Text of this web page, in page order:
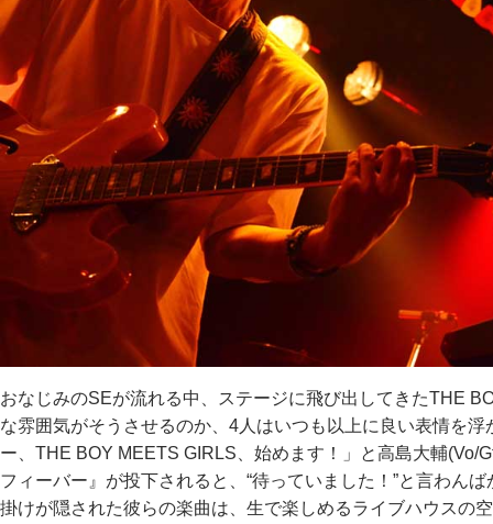
おなじみのSEが流れる中、ステージに飛び出してきたTHE
な雰囲気がそうさせるのか、4人はいつも以上に良い表情を
ー、THE BOY MEETS GIRLS、始めます！」と高島大輔(Vo/
フィーバー』が投下されると、“待っていました！”と言わん
掛けが隠された彼らの楽曲は、生で楽しめるライブハウスの